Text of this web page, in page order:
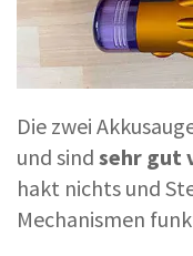
Die zwei
und sind sehr gut
hakt nichts und
Mechanismen